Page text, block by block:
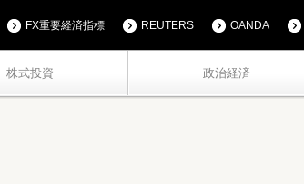
株式投資 政治経済
FX重要経済指標 REUTERS OANDA